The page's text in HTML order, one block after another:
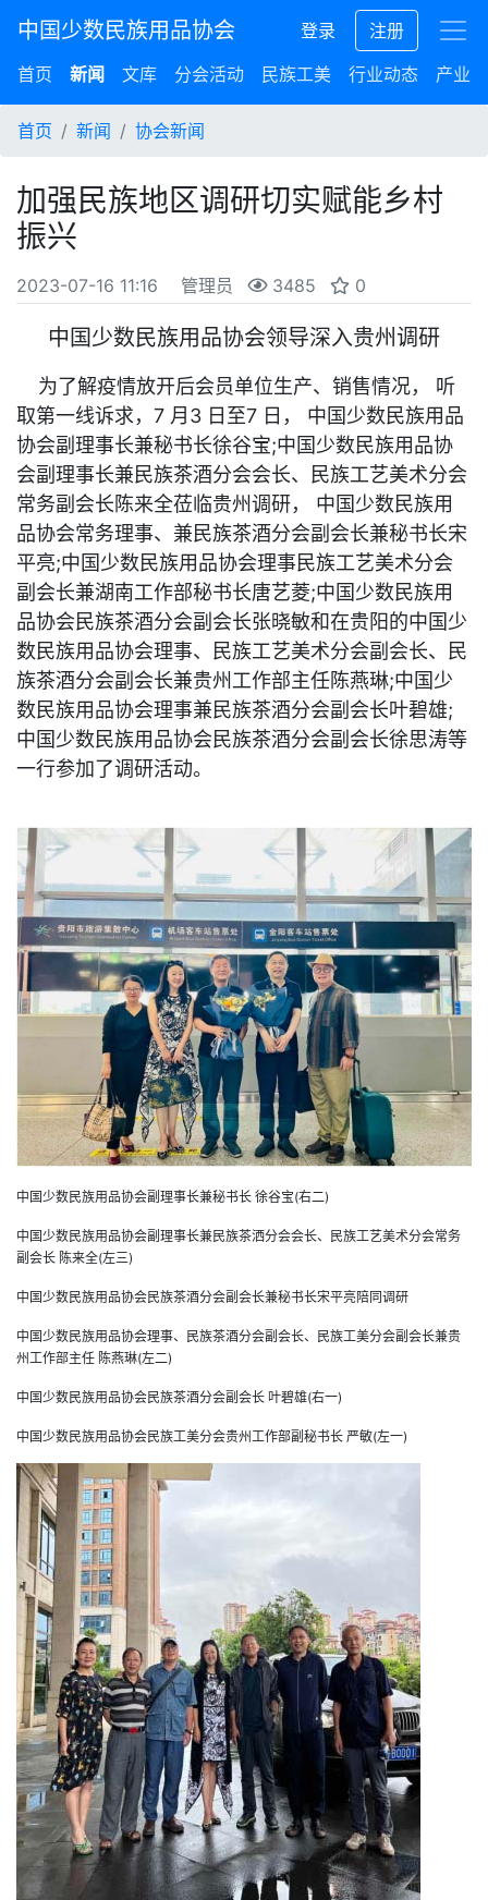
中国少数民族用品协会 登录
注册
首页
新闻 文库 分会活动 民族工美 行业动态 产业
首页 新闻 协会新闻
加强民族地区调研切实赋能乡村
振兴
2023-07-16 11:16 管理员 3485 0
中国少数民族用品协会领导深入贵州调研
为了解疫情放开后会员单位生产、销售情况， 听
取第一线诉求，7 月3 日至7 日， 中国少数民族用品
协会副理事长兼秘书长徐谷宝;中国少数民族用品协
会副理事长兼民族茶酒分会会长、民族工艺美术分会
常务副会长陈来全莅临贵州调研， 中国少数民族用
品协会常务理事、兼民族茶酒分会副会长兼秘书长宋
平亮;中国少数民族用品协会理事民族工艺美术分会
副会长兼湖南工作部秘书长唐艺菱;中国少数民族用
品协会民族茶酒分会副会长张晓敏和在贵阳的中国少
数民族用品协会理事、民族工艺美术分会副会长、民
族茶酒分会副会长兼贵州工作部主任陈燕琳;中国少
数民族用品协会理事兼民族茶酒分会副会长叶碧雄;
中国少数民族用品协会民族茶酒分会副会长徐思涛等
一行参加了调研活动。
中国少数民族用品协会副理事长兼秘书长 徐谷宝(右二)
中国少数民族用品协会副理事长兼民族茶洒分会会长、民族工艺美术分会常务
副会长 陈来全(左三)
中国少数民族用品协会民族茶酒分会副会长兼秘书长宋平亮陪同调研
中国少数民族用品协会理事、民族茶酒分会副会长、民族工美分会副会长兼贵
州工作部主任 陈燕琳(左二)
中国少数民族用品协会民族茶酒分会副会长 叶碧雄(右一)
中国少数民族用品协会民族工美分会贵州工作部副秘书长 严敏(左一)